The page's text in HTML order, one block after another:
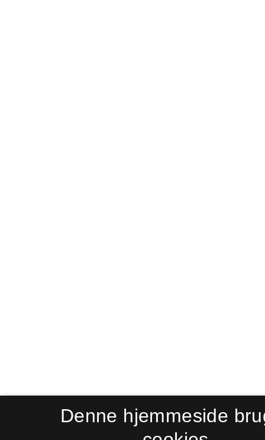
Denne hjemmeside